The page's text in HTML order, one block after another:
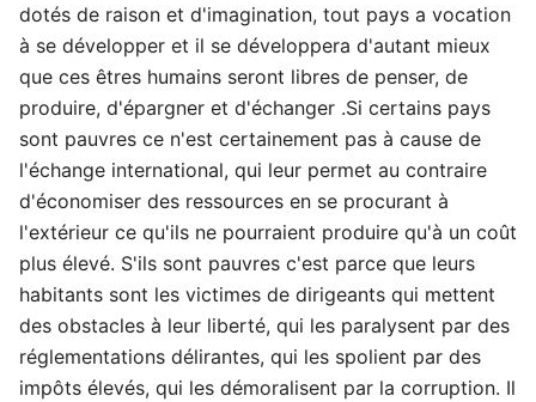
dotés de raison et d'imagination, tout pays a vocation
à se développer et il se développera d'autant mieux
que ces êtres humains seront libres de penser, de
produire, d'épargner et d'échanger .Si certains pays
sont pauvres ce n'est certainement pas à cause de
l'échange international, qui leur permet au contraire
d'économiser des ressources en se procurant à
l'extérieur ce qu'ils ne pourraient produire qu'à un coût
plus élevé. S'ils sont pauvres c'est parce que leurs
habitants sont les victimes de dirigeants qui mettent
des obstacles à leur liberté, qui les paralysent par des
réglementations délirantes, qui les spolient par des
impôts élevés, qui les démoralisent par la corruption. Il